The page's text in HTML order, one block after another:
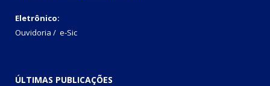
Eletrônico:
Ouvidoria / e-Sic
ÚLTIMAS PUBLICAÇÕES